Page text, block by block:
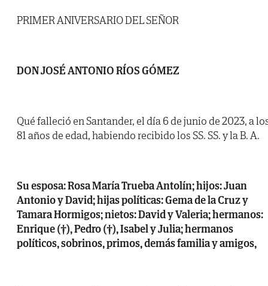
PRIMER ANIVERSARIO DEL SEÑOR
DON JOSÉ ANTONIO RÍOS GÓMEZ
Qué falleció en Santander, el día 6 de junio de 2023, a
81 años de edad, habiendo recibido los SS. SS. y la B. A.
Su esposa: Rosa María Trueba Antolín; hijos: Juan
Antonio y David; hijas políticas: Gema de la Cruz y
Tamara Hormigos; nietos: David y Valeria; hermanos:
Enrique (†), Pedro (†), Isabel y Julia; hermanos
políticos, sobrinos, primos, demás familia y amigos,